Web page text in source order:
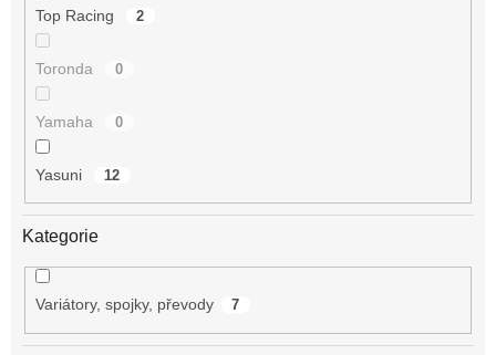
Top Racing 2
Toronda 0
Yamaha 0
Yasuni 12
Kategorie
Variátory, spojky, převody 7